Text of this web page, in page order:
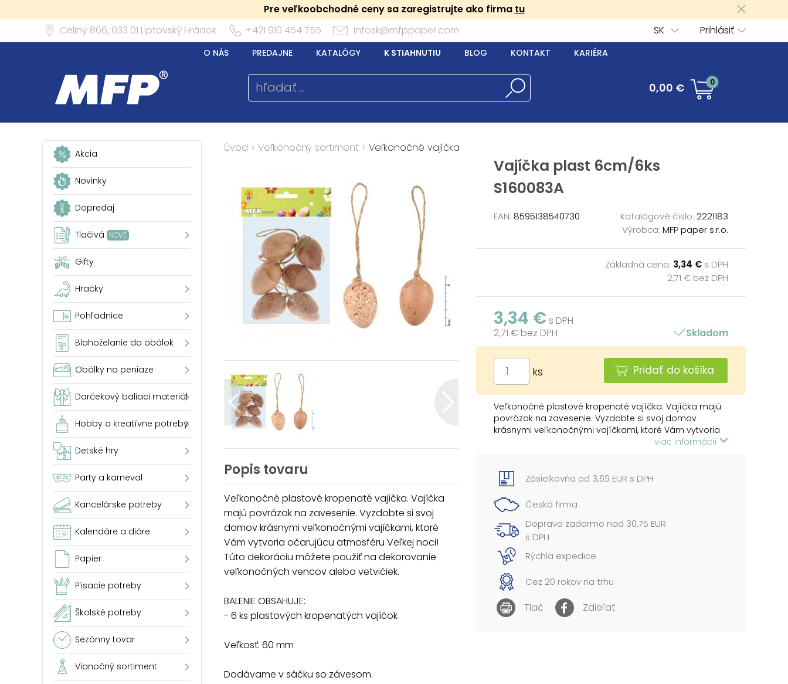
Pre veľkoobchodné ceny sa zaregistrujte ako firma tu
Celiny 866, 033 01 Liptovský Hrádok +421 910 454 755 infosk@mfppaper.com Prihlásiť
SK
O NÁS PREDAJNE KATALÓGY K STIAHNUTIU BLOG KONTAKT KARIÉRA
0,00 € 0
Akcia
Novinky
Dopredaj
Tlačivá NOVÉ
Gifty
Hračky
Pohľadnice
Blahoželanie do obálok
Obálky na peniaze
Darčekový baliaci materiál
Hobby a kreatívne potreby
Detské hry
Party a karneval
Kancelárske potreby
Kalendáre a diáre
Papier
Písacie potreby
Školské potreby
Sezónny tovar
Vianočný sortiment
Úvod > Veľkonočný sortiment > Veľkonočné vajíčka
Vajíčka plast 6cm/6ks
S160083A
EAN: 8595138540730 Katalógové čislo: 2221183
Výrobca: MFP paper s.r.o.
Základná cena: 3,34 € s DPH
2,71 € bez DPH
3,34 € s DPH
2,71 € bez DPH
Skladom
ks Pridať do košíka
Veľkonočné plastové kropenaté vajíčka. Vajíčka majú
povrázok na zavesenie. Vyzdobte si svoj domov
krásnymi veľkonočnými vajíčkami, ktoré Vám vytvoria
očarujúcu atmosféru Veľkej noci! Túto dekoráciu
BALENIE OBSAHUJE:
- 6 ks plastových kropenatých vajíčok
Veľkosť: 60 mm
Dodávame v sáčku so závesom.
Uvedená cena je za 1 balenie....
viac informácií
Popis tovaru
Veľkonočné plastové kropenaté vajíčka. Vajíčka
majú povrázok na zavesenie. Vyzdobte si svoj
domov krásnymi veľkonočnými vajíčkami, ktoré
Vám vytvoria očarujúcu atmosféru Veľkej noci!
Túto dekoráciu môžete použiť na dekorovanie
veľkonočných vencov alebo vetvičiek.
BALENIE OBSAHUJE:
- 6 ks plastových kropenatých vajíčok
Veľkosť: 60 mm
Dodávame v sáčku so závesom.
Zásielkovňa od 3,69 EUR s DPH
Česká firma
Doprava zadarmo nad 30,75 EUR
s DPH
Rýchla expedice
Cez 20 rokov na trhu
Tlač Zdieľať